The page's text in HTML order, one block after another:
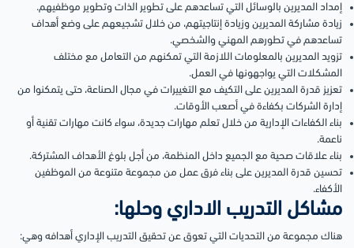
إمداد المديرين بالوسائل التي تساعدهم على تطوير الذات وتطوير موظفيهم.
زيادة مشاركة المديرين وزيادة إنتاجيتهم، من خلال تشجيعهم على وضع أهداف
تساعدهم في تطورهم المهني والشخصي.
تزويد المديرين بالمعلومات اللازمة التي تمكنهم من التعامل مع مختلف
المشكلات التي يواجهونها في العمل.
تعزيز قدرة المديرين على التكيف مع التغييرات في مجال الصناعة، حتى يتمكنوا من
إدارة الشركات بكفاءة في أصعب الأوقات.
بناء الكفاءات الإدارية من خلال تعلم مهارات جديدة، سواء كانت مهارات تقنية أو
ناعمة.
بناء علاقات صحية مع الجميع داخل المنظمة، من أجل بلوغ الأهداف المشتركة.
تحسين قدرة المديرين على بناء فرق عمل من مجموعة متنوعة من الموظفين
الأكفاء.
مشاكل التدريب الاداري وحلها:
هناك مجموعة من التحديات التي تعوق عن تحقيق التدريب الإداري أهدافه وهي: